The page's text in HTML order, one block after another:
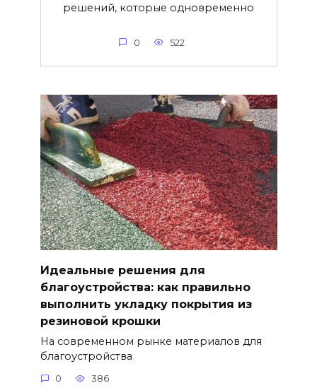
решений, которые одновременно
0 522
Идеальные решения для
благоустройства: как правильно
выполнить укладку покрытия из
резиновой крошки
На современном рынке материалов для
благоустройства
0 386